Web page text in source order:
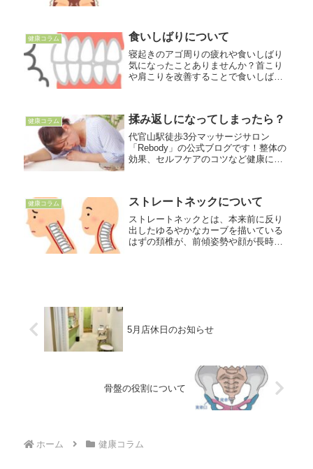
健康コラム 食いしばりについて
寝起きのアゴ周りの疲れや食いしばり
気になったことありませんか？首こり
や肩こりを改善することで食いしばり
健康コラム 揉み返しになってしまったら？
代官山駅徒歩3分マッサージサロン
「Rebody」の公式ブログです！整体の
効果、セルフケアのコツなど健康に関
健康コラム ストレートネックについて
ストレートネックとは、本来前に反り
出したゆるやかなカーブを描いている
はずの頚椎が、前傾姿勢や顔が長時間
5月店休日のお知らせ
骨盤の役割について
ホーム 健康コラム